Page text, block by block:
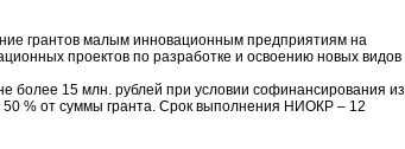
грантов малым инновационным предприятиям на
проектов по разработке и освоению новых видов
15 млн. рублей при условии софинансирования из
50 % от суммы гранта. Срок выполнения НИОКР – 12